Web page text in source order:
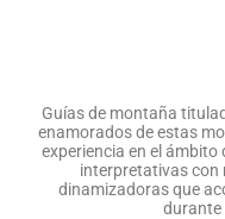
Guías de montaña
enamorados de estas
experiencia en el
interpretativas con
dinamizadoras que
durante